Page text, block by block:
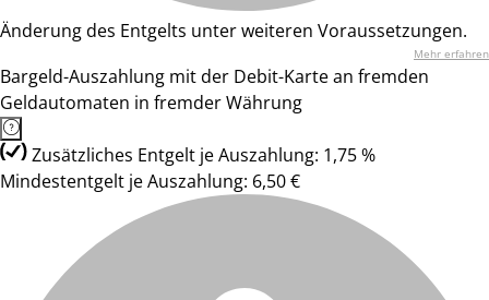
Änderung des Entgelts unter weiteren Voraussetzungen.
Mehr erfahren
Bargeld-Auszahlung mit der Debit-Karte an fremden
Geldautomaten in fremder Währung
Zusätzliches Entgelt je Auszahlung: 1,75 %
Mindestentgelt je Auszahlung: 6,50 €